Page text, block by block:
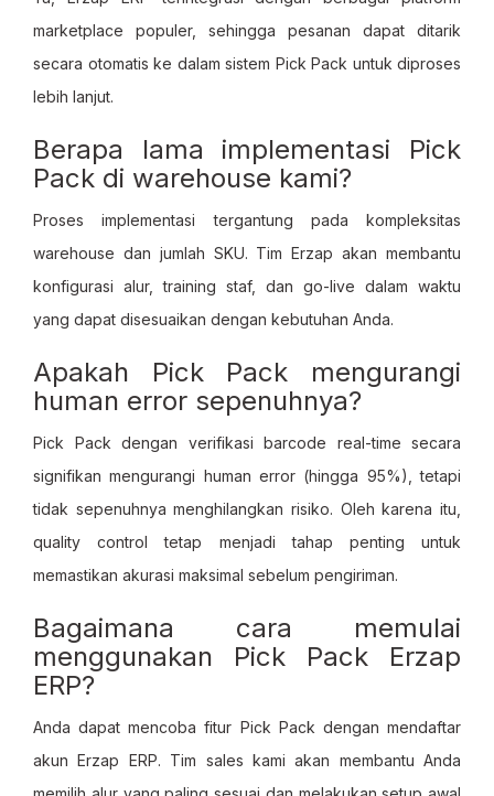
marketplace populer, sehingga pesanan dapat ditarik
secara otomatis ke dalam sistem Pick Pack untuk diproses
lebih lanjut.
Berapa lama implementasi Pick
Pack di warehouse kami?
Proses implementasi tergantung pada kompleksitas
warehouse dan jumlah SKU. Tim Erzap akan membantu
konfigurasi alur, training staf, dan go-live dalam waktu
yang dapat disesuaikan dengan kebutuhan Anda.
Apakah Pick Pack mengurangi
human error sepenuhnya?
Pick Pack dengan verifikasi barcode real-time secara
signifikan mengurangi human error (hingga 95%), tetapi
tidak sepenuhnya menghilangkan risiko. Oleh karena itu,
quality control tetap menjadi tahap penting untuk
memastikan akurasi maksimal sebelum pengiriman.
Bagaimana cara memulai
menggunakan Pick Pack Erzap
ERP?
Anda dapat mencoba fitur Pick Pack dengan mendaftar
akun Erzap ERP. Tim sales kami akan membantu Anda